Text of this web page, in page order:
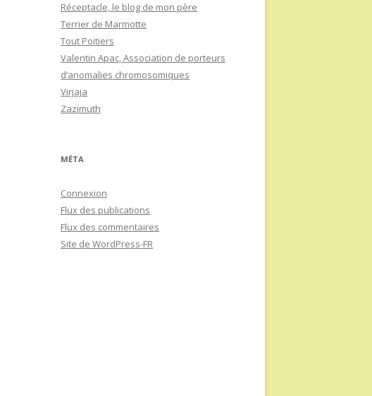
Réceptacle, le blog de mon père
Terrier de Marmotte
Tout Poitiers
Valentin Apac, Association de porteurs
d’anomalies chromosomiques
Virjaja
Zazimuth
MÉTA
Connexion
Flux des publications
Flux des commentaires
Site de WordPress-FR